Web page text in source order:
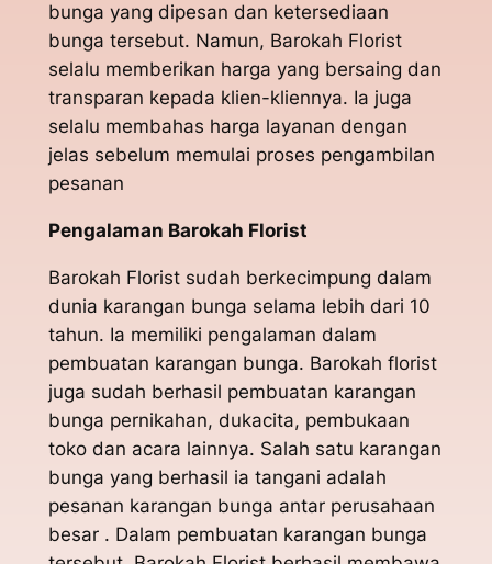
bunga yang dipesan dan ketersediaan
bunga tersebut. Namun, Barokah Florist
selalu memberikan harga yang bersaing dan
transparan kepada klien-kliennya. Ia juga
selalu membahas harga layanan dengan
jelas sebelum memulai proses pengambilan
pesanan
Pengalaman Barokah Florist
Barokah Florist sudah berkecimpung dalam
dunia karangan bunga selama lebih dari 10
tahun. Ia memiliki pengalaman dalam
pembuatan karangan bunga. Barokah florist
juga sudah berhasil pembuatan karangan
bunga pernikahan, dukacita, pembukaan
toko dan acara lainnya. Salah satu karangan
bunga yang berhasil ia tangani adalah
pesanan karangan bunga antar perusahaan
besar . Dalam pembuatan karangan bunga